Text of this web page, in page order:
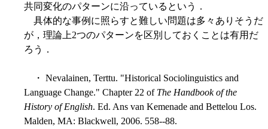
共同変化のパターンに沿っているという．
具体的な事例に照らすと難しい問題は多々ありそうだ
が，理論上2つのパターンを区別しておくことは有用だ
ろう．
・ Nevalainen, Terttu. "Historical Sociolinguistics and
Language Change." Chapter 22 of The Handbook of the
History of English. Ed. Ans van Kemenade and Bettelou Los.
Malden, MA: Blackwell, 2006. 558--88.